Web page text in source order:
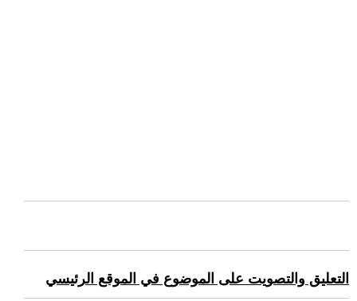
التعليق والتصويت على الموضوع في الموقع الرئيسي